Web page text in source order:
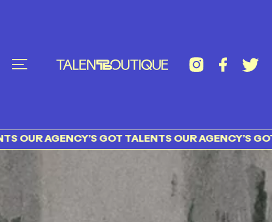
GOT TALENTS OUR AGENCY’S GOT